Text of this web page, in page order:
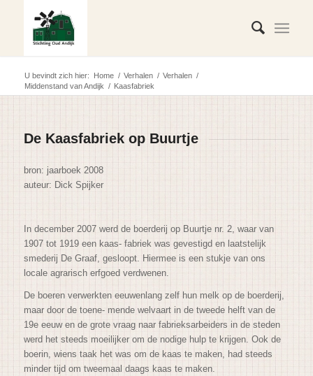
U bevindt zich hier: Home / Verhalen / Verhalen /
Middenstand van Andijk / Kaasfabriek
De Kaasfabriek op Buurtje
bron: jaarboek 2008
auteur: Dick Spijker
In december 2007 werd de boerderij op Buurtje nr. 2, waar van
1907 tot 1919 een kaas- fabriek was gevestigd en laatstelijk
smederij De Graaf, gesloopt. Hiermee is een stukje van ons
locale agrarisch erfgoed verdwenen.
De boeren verwerkten eeuwenlang zelf hun melk op de boerderij,
maar door de toene- mende welvaart in de tweede helft van de
19e eeuw en de grote vraag naar fabrieksarbeiders in de steden
werd het steeds moeilijker om de nodige hulp te krijgen. Ook de
boerin, wiens taak het was om de kaas te maken, had steeds
minder tijd om tweemaal daags kaas te maken.